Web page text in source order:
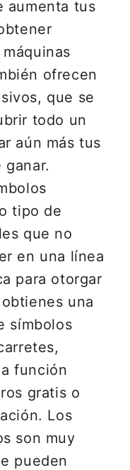
aumenta tus
ofrecen
que se
todo un
aún más tus
tipo de
que no
en una línea
para otorgar
una
símbolos
función
gratis o
Los
son muy
pueden